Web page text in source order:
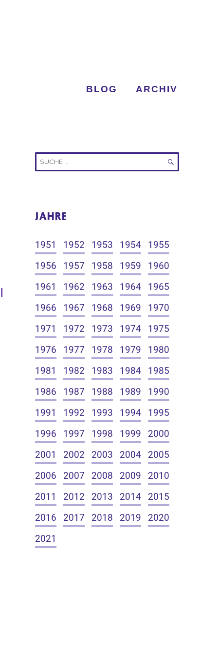
BLOG ARCHIV
SUCHEN
JAHRE
1951 1952 1953 1954
1955
1956
1957 1958 1959
1960
1961
1962 1963 1964
1965
1966
1967 1968 1969
1970
1971
1972 1973 1974
1975
1976
1977 1978 1979
1980
1981
1982 1983 1984
1985
1986
1987 1988 1989
1990
1991
1992 1993 1994
1995
1996
1997 1998 1999
2000
2001
2002 2003 2004
2005
2006
2007 2008 2009
2010
2011
2012 2013 2014
2015
2016
2017 2018 2019
2020
2021